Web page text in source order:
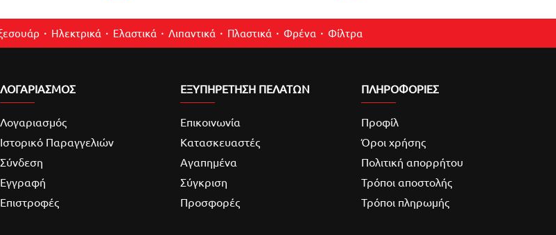
Ηλεκτρικά Ελαστικά Λιπαντικά Πλαστικά Φρένα Φίλτρα
ΛΟΓΑΡΙΑΣΜΌΣ
Λογαριασμός
Ιστορικό Παραγγελιών
Σύνδεση
Εγγραφή
Επιστροφές
ΕΞΥΠΗΡΕΤΗΣΗ ΠΕΛΑΤΩΝ
Επικοινωνία
Κατασκευαστές
Αγαπημένα
Σύγκριση
Προσφορές
ΠΛΗΡΟΦΟΡΙΕΣ
Προφίλ
Όροι χρήσης
Πολιτική απορρήτου
Τρόποι αποστολής
Τρόποι πληρωμής